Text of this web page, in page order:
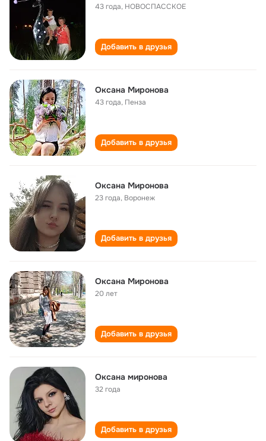
43 года, НОВОСПАССКОЕ
Добавить в друзья
Оксана Миронова
43 года, Пенза
Добавить в друзья
Оксана Миронова
23 года, Воронеж
Добавить в друзья
Оксана Миронова
20 лет
Добавить в друзья
Оксана миронова
32 года
Добавить в друзья